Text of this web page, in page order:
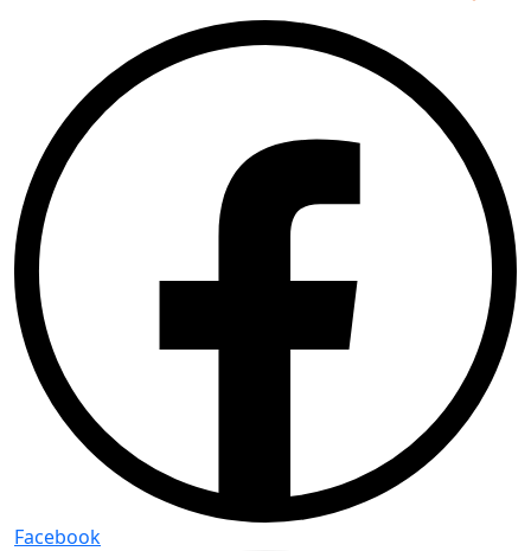
Facebook